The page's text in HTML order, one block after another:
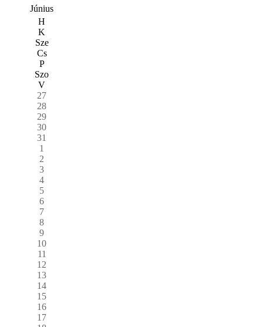
Június
H
K
Sze
Cs
P
Szo
V
27
28
29
30
31
1
2
3
4
5
6
7
8
9
10
11
12
13
14
15
16
17